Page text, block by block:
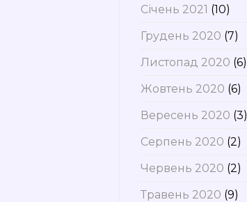
Січень 2021 (10)
Грудень 2020 (7)
Листопад 2020 (6)
Жовтень 2020 (6)
Вересень 2020 (3)
Серпень 2020 (2)
Червень 2020 (2)
Травень 2020 (9)